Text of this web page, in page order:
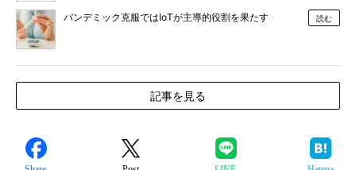
パンデミック克服ではIoTが主導的役割を果たす 読む
記事を見る